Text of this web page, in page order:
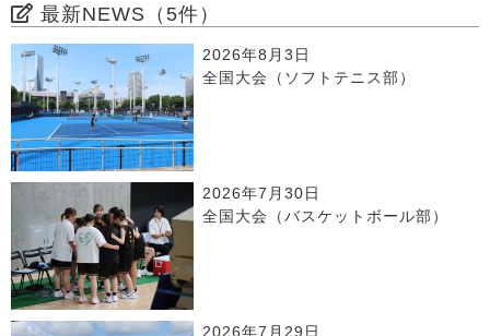
最新NEWS（5件）
2026年8月3日
全国大会（ソフトテニス部）
2026年7月30日
全国大会（バスケットボール部）
2026年7月29日